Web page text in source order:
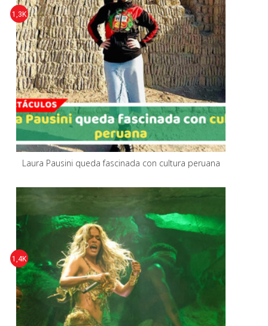
Laura Pausini queda fascinada con cultura peruana
1,3K
1,4K